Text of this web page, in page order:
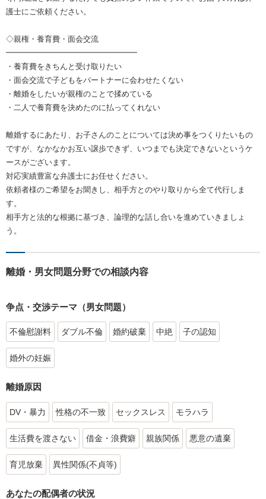
護士にご依頼ください。
◇親権・養育費・面会交流
━━━━━━━━━━━━━━━━━
・養育費をきちんと受け取りたい
・面会交流で子どもをパートナーに会わせたくない
・離婚をしたいが親権のことで揉めている
・二人で養育費を決めたのに払ってくれない
離婚するにあたり、お子さんのことについては決め事をつくりたいもの
ですが、なかなかお互い譲歩できず、いつまでも決定できないというケ
ースがございます。
対応実績豊富な弁護士にお任せください。
依頼者様のご希望をお聞きし、相手方とのやり取りから全て代行しま
す。
相手方と法的な根拠に基づき、論理的な話し合いを進めていきましょ
う。
離婚・男女問題分野での相談内容
争点・交渉テーマ（男女問題）
不倫慰謝料 ダブル不倫 婚約破棄 中絶 子の認知
婚外の妊娠
離婚原因
DV・暴力 性格の不一致 セックスレス モラハラ
生活費を渡さない 借金・浪費癖 親族関係 悪意の遺棄
育児放棄 異性関係(不貞等)
あなたの配偶者の状況